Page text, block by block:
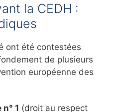
la CEDH :
ont été contestées
de plusieurs
européenne des
1 (droit au respect